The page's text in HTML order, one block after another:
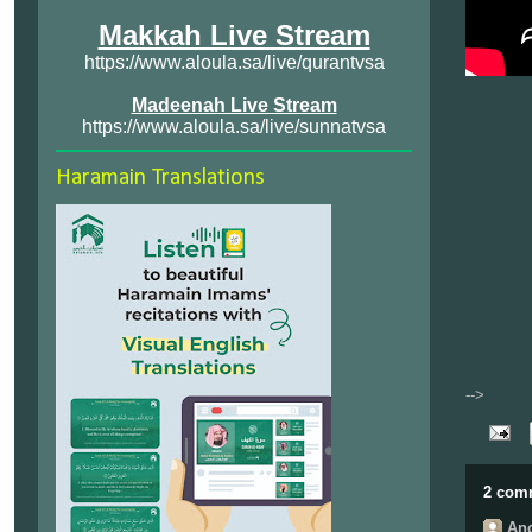
-->
2
Makkah Live Stream
https://www.aloula.sa/live/qurantvsa
Madeenah Live Stream
https://www.aloula.sa/live/sunnatvsa
Haramain Translations